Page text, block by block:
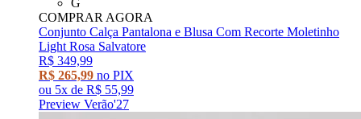
COMPRAR AGORA
Conjunto Calça Pantalona e Blusa Com Recorte Moletinho
Light Rosa Salvatore
R$ 349,99
R$ 265,99 no PIX
ou 5x de R$ 55,99
Preview Verão'27